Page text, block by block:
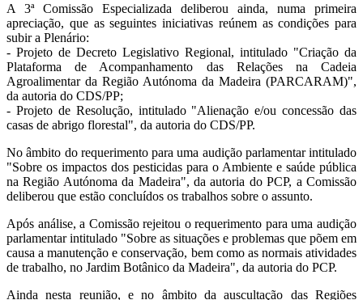
A 3ª Comissão Especializada deliberou ainda, numa primeira
apreciação, que as seguintes iniciativas reúnem as condições para
subir a Plenário:
- Projeto de Decreto Legislativo Regional, intitulado "Criação da
Plataforma de Acompanhamento das Relações na Cadeia
Agroalimentar da Região Autónoma da Madeira (PARCARAM)",
da autoria do CDS/PP;
- Projeto de Resolução, intitulado "Alienação e/ou concessão das
casas de abrigo florestal", da autoria do CDS/PP.
No âmbito do requerimento para uma audição parlamentar intitulado
"Sobre os impactos dos pesticidas para o Ambiente e saúde pública
na Região Autónoma da Madeira", da autoria do PCP, a Comissão
deliberou que estão concluídos os trabalhos sobre o assunto.
Após análise, a Comissão rejeitou o requerimento para uma audição
parlamentar intitulado "Sobre as situações e problemas que põem em
causa a manutenção e conservação, bem como as normais atividades
de trabalho, no Jardim Botânico da Madeira", da autoria do PCP.
Ainda nesta reunião, e no âmbito da auscultação das Regiões